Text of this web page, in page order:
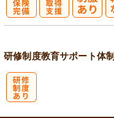
研修制度教育サポート体制